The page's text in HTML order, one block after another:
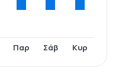
Παρ Σάβ Κυρ